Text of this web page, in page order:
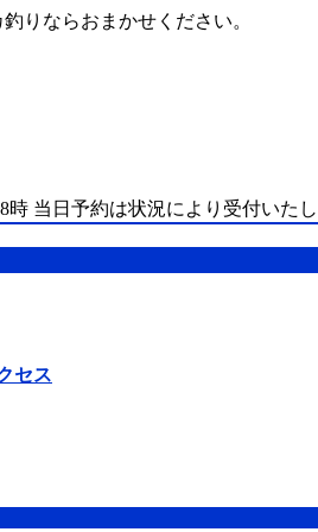
りならおまかせください。
時 当日予約は状況により受付いた
セス